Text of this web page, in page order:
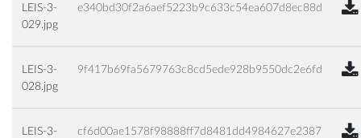
LEIS-3-
029.jpg
e340bd30f2a6aef5223b9c633c54ea607d8ec88d
LEIS-3-
028.jpg
9f417b69fa5679763c8cd5ede928b9550dc2e6fd
LEIS-3-
cf6d00ae1578f98888ff7d8481dd4984627e2387